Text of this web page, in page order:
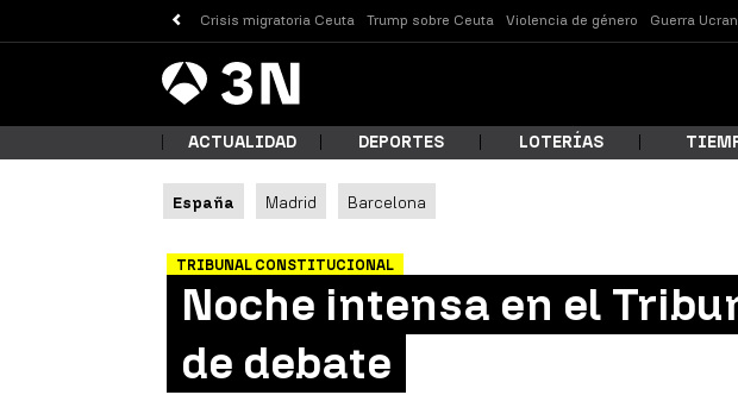
Crisis migratoria Ceuta Trump sobre Ceuta Violencia de género Guerra
Antena
3 Noticias
¿Qué estás
ACTUALIDAD DEPORTES LOTERÍAS
España Madrid Barcelona
TRIBUNAL CONSTITUCIONAL
Noche intensa en el
de debate